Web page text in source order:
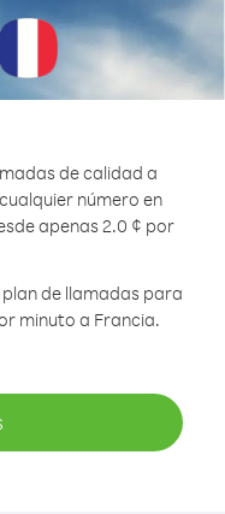
de calidad a
número en
apenas 2.0 ¢ por
de llamadas para
minuto a Francia.